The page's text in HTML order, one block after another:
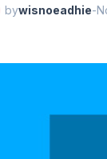
bywisnoeadhie-